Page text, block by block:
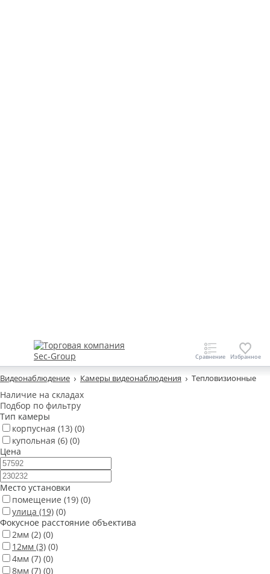
Видеонаблюдение Камеры видеонаблюдения Тепловизионные
Наличие на складах
Подбор по фильтру
Тип камеры
корпусная (13) (0)
купольная (6) (0)
Цена
Место установки
помещение (19) (0)
улица (19) (0)
Фокусное расстояние объектива
2мм (2) (0)
12мм (3) (0)
4мм (7) (0)
8мм (7) (0)